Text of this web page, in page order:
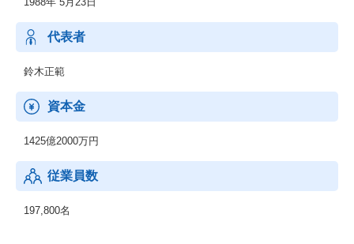
代表者
鈴木正範
資本金
1425億2000万円
従業員数
197,800名